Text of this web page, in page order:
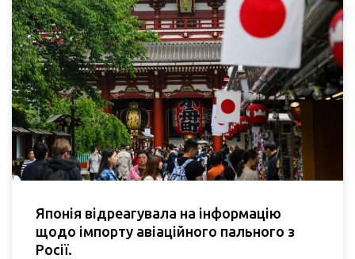
Японія відреагувала на інформацію
щодо імпорту авіаційного пального з
Росії.